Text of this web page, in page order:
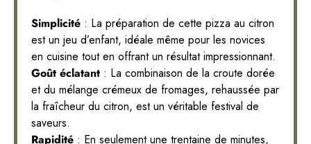
Simplicité : La préparation de cette pizza au citron
est un jeu d’enfant, idéale même pour les novices
en cuisine tout en offrant un résultat impressionnant.
Goût éclatant : La combinaison de la croute dorée
et du mélange crémeux de fromages, rehaussée par
la fraîcheur du citron, est un véritable festival de
saveurs.
Rapidité : En seulement une trentaine de minutes,